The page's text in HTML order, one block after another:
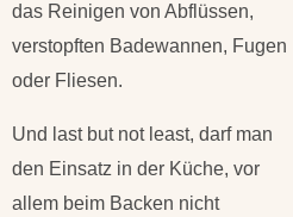
das Reinigen von Abflüssen,
verstopften Badewannen, Fugen
oder Fliesen.
Und last but not least, darf man
den Einsatz in der Küche, vor
allem beim Backen nicht